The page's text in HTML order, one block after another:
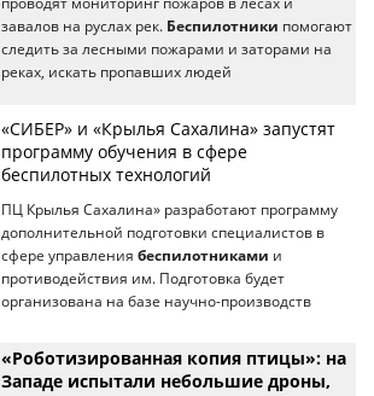
завалов на руслах рек. Беспилотники помогают
следить за лесными пожарами и заторами на
реках, искать пропавших людей
«СИБЕР» и «Крылья Сахалина» запустят
программу обучения в сфере
беспилотных технологий
ПЦ Крылья Сахалина» разработают программу
дополнительной подготовки специалистов в
сфере управления беспилотниками и
противодействия им. Подготовка будет
организована на базе научно-производств
«Роботизированная копия птицы»: на
Западе испытали небольшие дроны,